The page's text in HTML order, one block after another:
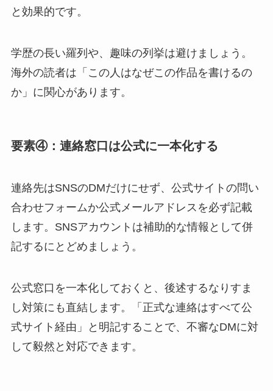
と効果的です。
学歴の長い羅列や、趣味の列挙は避けましょう。
海外の読者は「この人はなぜこの作品を書けるの
か」に関心があります。
要素④：連絡窓口は公式に一本化する
連絡先はSNSのDMだけにせず、公式サイトの問い
合わせフォームか公式メールアドレスを必ず記載
します。SNSアカウントは補助的な情報として併
記するにとどめましょう。
公式窓口を一本化しておくと、後述するなりすま
し対策にも直結します。「正式な連絡はすべて公
式サイト経由」と明記することで、不審なDMに対
して毅然と対応できます。